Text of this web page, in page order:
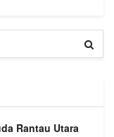
Rantau Utara